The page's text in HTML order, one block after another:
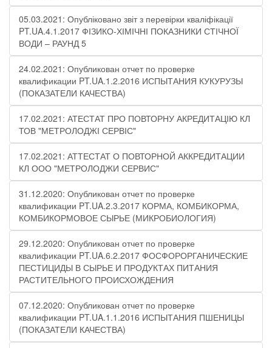
05.03.2021: Опубліковано звіт з перевірки кваліфікації
PT.UA.4.1.2017 ФІЗИКО-ХІМІЧНІ ПОКАЗНИКИ СТІЧНОЇ
ВОДИ – РАУНД 5
24.02.2021: Опубликован отчет по проверке
квалификации PT.UA.1.2.2016 ИСПЫТАНИЯ КУКУРУЗЫ
(ПОКАЗАТЕЛИ КАЧЕСТВА)
17.02.2021: АТЕСТАТ ПРО ПОВТОРНУ АКРЕДИТАЦІЮ КЛ
ТОВ "МЕТРОЛОДЖІ СЕРВІС"
17.02.2021: АТТЕСТАТ О ПОВТОРНОЙ АККРЕДИТАЦИИ
КЛ ООО "МЕТРОЛОДЖИ СЕРВИС"
31.12.2020: Опубликован отчет по проверке
квалификации PT.UA.2.3.2017 КОРМА, КОМБИКОРМА,
КОМБИКОРМОВОЕ СЫРЬЕ (МИКРОБИОЛОГИЯ)
29.12.2020: Опубликован отчет по проверке
квалификации PT.UA.6.2.2017 ФОСФОРОРГАНИЧЕСКИЕ
ПЕСТИЦИДЫ В СЫРЬЕ И ПРОДУКТАХ ПИТАНИЯ
РАСТИТЕЛЬНОГО ПРОИСХОЖДЕНИЯ
07.12.2020: Опубликован отчет по проверке
квалификации PT.UA.1.1.2016 ИСПЫТАНИЯ ПШЕНИЦЫ
(ПОКАЗАТЕЛИ КАЧЕСТВА)